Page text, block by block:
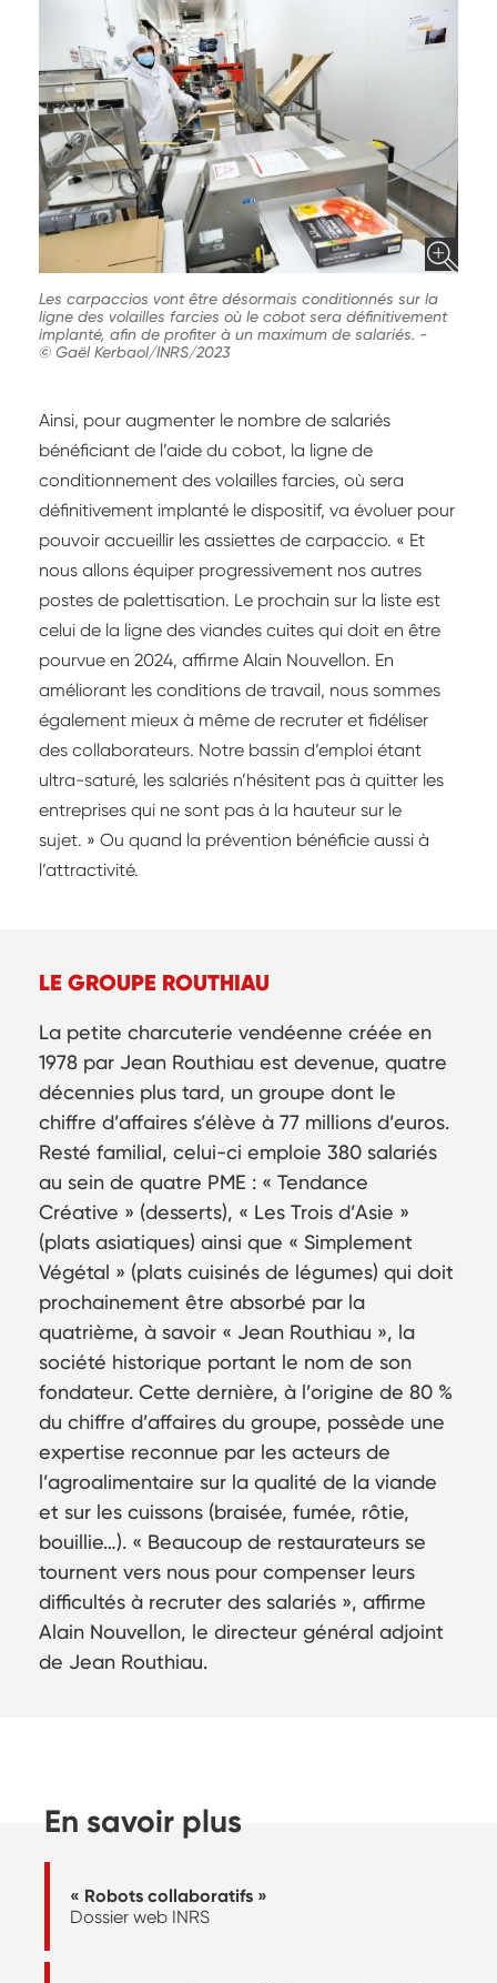
Les carpaccios vont être désormais conditionnés sur la
ligne des volailles farcies où le cobot sera définitivement
implanté, afin de profiter à un maximum de salariés. -
© Gaël Kerbaol/INRS/2023
Ainsi, pour augmenter le nombre de salariés
bénéficiant de l’aide du cobot, la ligne de
conditionnement des volailles farcies, où sera
définitivement implanté le dispositif, va évoluer pour
pouvoir accueillir les assiettes de carpaccio. « Et
nous allons équiper progressivement nos autres
postes de palettisation. Le prochain sur la liste est
celui de la ligne des viandes cuites qui doit en être
pourvue en 2024, affirme Alain Nouvellon. En
améliorant les conditions de travail, nous sommes
également mieux à même de recruter et fidéliser
des collaborateurs. Notre bassin d’emploi étant
ultra-saturé, les salariés n’hésitent pas à quitter les
entreprises qui ne sont pas à la hauteur sur le
sujet. » Ou quand la prévention bénéficie aussi à
l’attractivité.
LE GROUPE ROUTHIAU
La petite charcuterie vendéenne créée en
1978 par Jean Routhiau est devenue, quatre
décennies plus tard, un groupe dont le
chiffre d’affaires s’élève à 77 millions d’euros.
Resté familial, celui-ci emploie 380 salariés
au sein de quatre PME : « Tendance
Créative » (desserts), « Les Trois d’Asie »
(plats asiatiques) ainsi que « Simplement
Végétal » (plats cuisinés de légumes) qui doit
prochainement être absorbé par la
quatrième, à savoir « Jean Routhiau », la
société historique portant le nom de son
fondateur. Cette dernière, à l’origine de 80 %
du chiffre d’affaires du groupe, possède une
expertise reconnue par les acteurs de
l’agroalimentaire sur la qualité de la viande
et sur les cuissons (braisée, fumée, rôtie,
bouillie…). « Beaucoup de restaurateurs se
tournent vers nous pour compenser leurs
difficultés à recruter des salariés », affirme
Alain Nouvellon, le directeur général adjoint
de Jean Routhiau.
En savoir plus
« Robots collaboratifs »
Dossier web INRS